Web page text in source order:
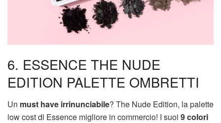
6. ESSENCE THE NUDE
EDITION PALETTE OMBRETTI
Un must have irrinunciabile? The Nude Edition, la palette
low cost di Essence migliore in commercio! I suoi 9 colori